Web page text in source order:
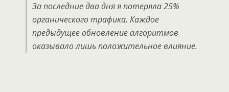
За последние два дня я потеряла 25%
органического трафика. Каждое
предыдущее обновление алгоритмов
оказывало лишь положительное влияние.